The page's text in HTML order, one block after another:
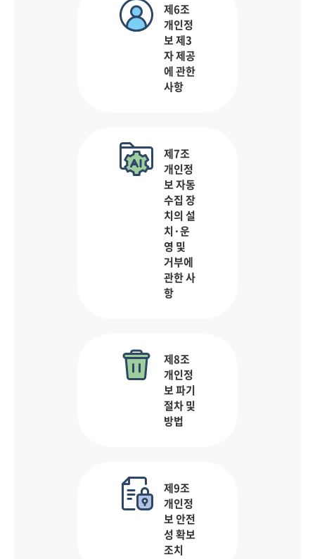
제6조
개인정
보 제3
자 제공
에 관한
사항
제7조
개인정
보 자동
수집 장
치의 설
치·운
영 및
거부에
관한 사
항
제8조
개인정
보 파기
절차 및
방법
제9조
개인정
보 안전
성 확보
조치